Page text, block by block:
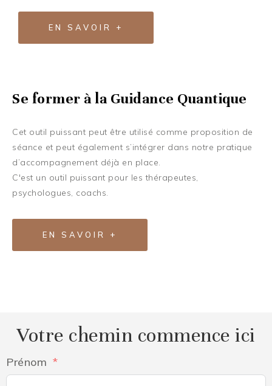
EN SAVOIR +
Se former à la Guidance Quantique
Cet outil puissant peut être utilisé comme proposition de
séance et peut également s’intégrer dans notre pratique
d’accompagnement déjà en place.
C'est un outil puissant pour les thérapeutes,
psychologues, coachs.
EN SAVOIR +
Votre chemin commence ici
Prénom